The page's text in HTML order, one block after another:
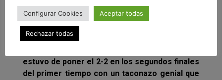
intentos por parte de ambas escuadras de
aumentar su renta. Gabriel pudo hacer el
tercero pero un buen Raúl atajó el remate del
estuvo de poner el 2-2 en los segundos finales
del primer tiempo con un taconazo genial que
Configurar Cookies Aceptar todas
Rechazar todas